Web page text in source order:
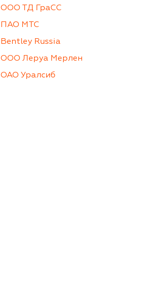
ООО ТД ГраСС
ПАО МТС
Bentley Russia
ООО Леруа Мерлен
ОАО Уралсиб